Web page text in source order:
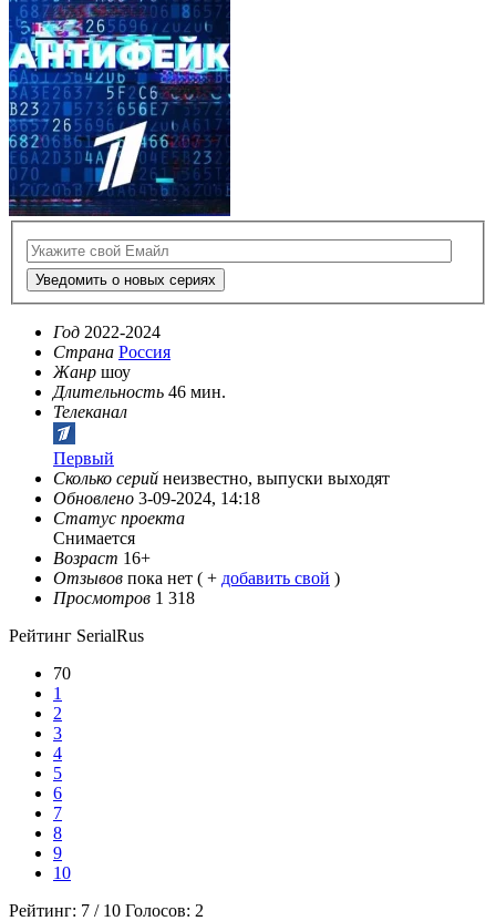
Уведомить о новых сериях
Год 2022-2024
Страна Россия
Жанр шоу
Длительность 46 мин.
Телеканал
Первый
Сколько серий неизвестно, выпуски выходят
Обновлено 3-09-2024, 14:18
Статус проекта
Снимается
Возраст 16+
Отзывов пока нет ( + добавить свой )
Просмотров 1 318
Рейтинг SerialRus
70
1
2
3
4
5
6
7
8
9
10
Рейтинг: 7 / 10 Голосов: 2